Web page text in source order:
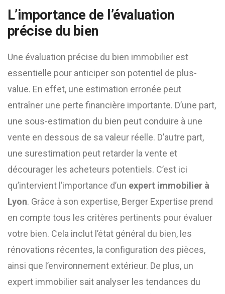
L’importance de l’évaluation
précise du bien
Une évaluation précise du bien immobilier est
essentielle pour anticiper son potentiel de plus-
value. En effet, une estimation erronée peut
entraîner une perte financière importante. D’une part,
une sous-estimation du bien peut conduire à une
vente en dessous de sa valeur réelle. D’autre part,
une surestimation peut retarder la vente et
décourager les acheteurs potentiels. C’est ici
qu’intervient l’importance d’un expert immobilier à
Lyon. Grâce à son expertise, Berger Expertise prend
en compte tous les critères pertinents pour évaluer
votre bien. Cela inclut l’état général du bien, les
rénovations récentes, la configuration des pièces,
ainsi que l’environnement extérieur. De plus, un
expert immobilier sait analyser les tendances du